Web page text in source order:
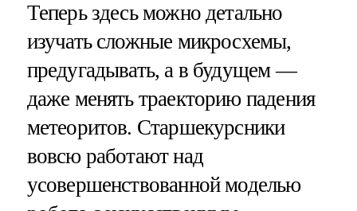
Теперь здесь можно детально
изучать сложные микросхемы,
предугадывать, а в будущем —
даже менять траекторию падения
метеоритов. Старшекурсники
вовсю работают над
усовершенствованной моделью